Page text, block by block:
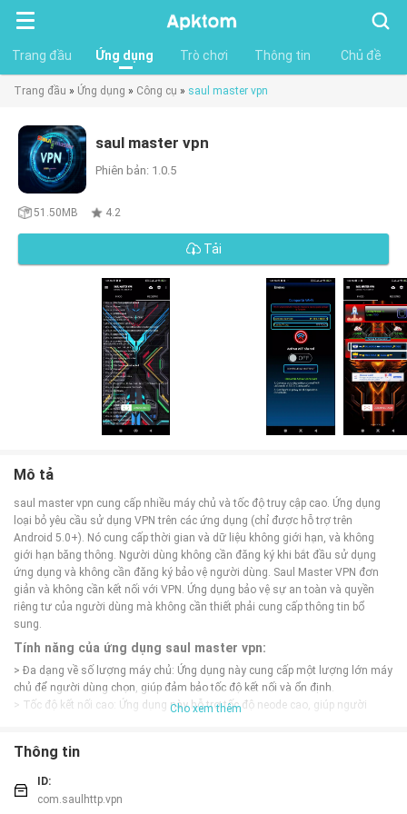
Tìm
kiếm
Trang đầu
Ứng dụng Trò chơi Thông tin Chủ đề
Trang đầu » Ứng dụng » Công cụ » saul master vpn
saul master vpn
Phiên bản: 1.0.5
51.50MB 4.2
Tải
Mô tả
saul master vpn cung cấp nhiều máy chủ và tốc độ truy cập cao. Ứng dụng
loại bỏ yêu cầu sử dụng VPN trên các ứng dụng (chỉ được hỗ trợ trên
Android 5.0+). Nó cung cấp thời gian và dữ liệu không giới hạn, và không
giới hạn băng thông. Người dùng không cần đăng ký khi bắt đầu sử dụng
ứng dụng và không cần đăng ký bảo vệ người dùng. Saul Master VPN đơn
giản và không cần kết nối với VPN. Ứng dụng bảo vệ sự an toàn và quyền
riêng tư của người dùng mà không cần thiết phải cung cấp thông tin bổ
sung.
Tính năng của ứng dụng saul master vpn:
> Đa dạng về số lượng máy chủ: Ứng dụng này cung cấp một lượng lớn máy
chủ để người dùng chọn, giúp đảm bảo tốc độ kết nối và ổn định.
> Tốc độ kết nối cao: Ứng dụng này hỗ trợ tốc độ neode cao, giúp người
giúp người dùng tránh việc cần phải cài đặt VPN cho từng ứng dụng riêng
biệt trên thiết bị Android phiên bản >0 trở lên.
> Không giới hạn thời gian, dữ liệu và băng thông: Ứng dụng này cho phép
người dùng sử dụng VPN mà không có hạn chế về thời gian, dữ liệu hoặc
Cho xem thêm
Thông tin
ID:
com.saulhttp.vpn